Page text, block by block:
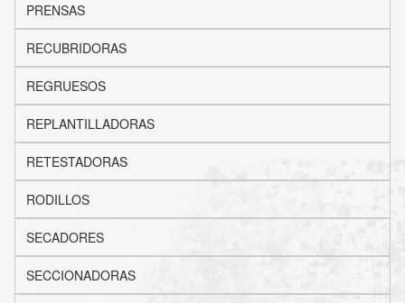
PRENSAS
RECUBRIDORAS
REGRUESOS
REPLANTILLADORAS
RETESTADORAS
RODILLOS
SECADORES
SECCIONADORAS